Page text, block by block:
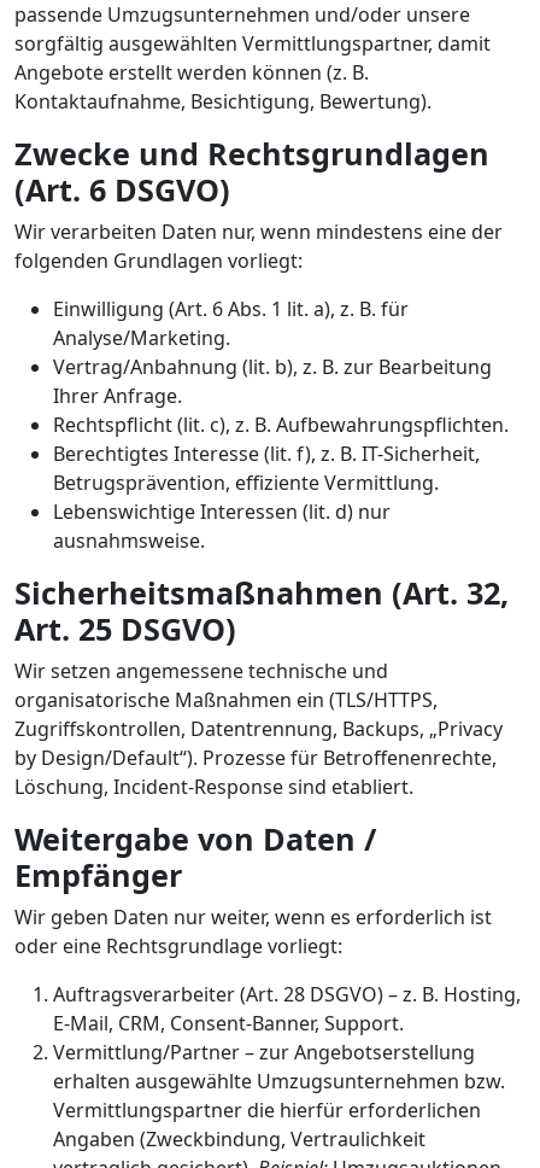
passende Umzugsunternehmen und/oder unsere
sorgfältig ausgewählten Vermittlungspartner, damit
Angebote erstellt werden können (z. B.
Kontaktaufnahme, Besichtigung, Bewertung).
Zwecke und Rechtsgrundlagen
(Art. 6 DSGVO)
Wir verarbeiten Daten nur, wenn mindestens eine der
folgenden Grundlagen vorliegt:
Einwilligung (Art. 6 Abs. 1 lit. a), z. B. für
Analyse/Marketing.
Vertrag/Anbahnung (lit. b), z. B. zur Bearbeitung
Ihrer Anfrage.
Rechtspflicht (lit. c), z. B. Aufbewahrungspflichten.
Berechtigtes Interesse (lit. f), z. B. IT-Sicherheit,
Betrugsprävention, effiziente Vermittlung.
Lebenswichtige Interessen (lit. d) nur
ausnahmsweise.
Sicherheitsmaßnahmen (Art. 32,
Art. 25 DSGVO)
Wir setzen angemessene technische und
organisatorische Maßnahmen ein (TLS/HTTPS,
Zugriffskontrollen, Datentrennung, Backups, „Privacy
by Design/Default“). Prozesse für Betroffenenrechte,
Löschung, Incident-Response sind etabliert.
Weitergabe von Daten /
Empfänger
Wir geben Daten nur weiter, wenn es erforderlich ist
oder eine Rechtsgrundlage vorliegt:
Auftragsverarbeiter (Art. 28 DSGVO) – z. B. Hosting,
E-Mail, CRM, Consent-Banner, Support.
Vermittlung/Partner – zur Angebotserstellung
erhalten ausgewählte Umzugsunternehmen bzw.
Vermittlungspartner die hierfür erforderlichen
Angaben (Zweckbindung, Vertraulichkeit